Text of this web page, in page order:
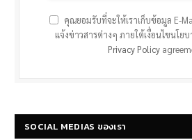
คุณยอมรับที่จะให้เราเก็บข้อมูล E-
แจ้งข่าวสารต่างๆ ภายใต้เงื่อนไขนโย
Privacy Policy
SOCIAL MEDIAS ของเรา